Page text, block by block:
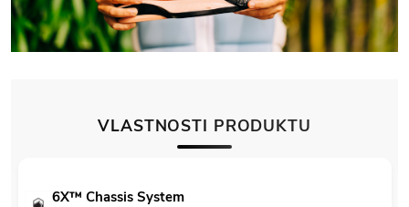
VLASTNOSTI PRODUKTU
6X™ Chassis System